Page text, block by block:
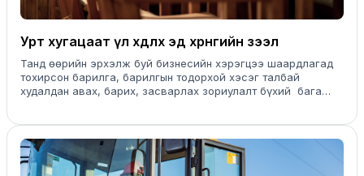
Урт хугацаат үл хөдлөх эд хөрөнгийн зээл
Танд өөрийн эрхэлж буй бизнесийн хэрэгцээ шаардлагад
тохирсон барилга, барилгын тодорхой хэсэг талбай
худалдан авах, барих, засварлах зориулалт бүхий бага